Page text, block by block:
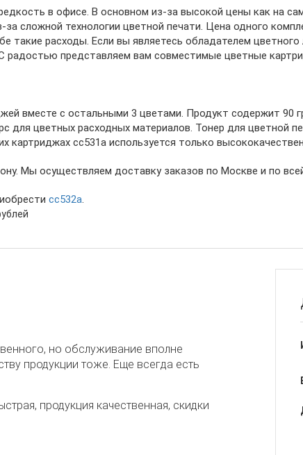
в офисе. В основном из-за высокой цены как на
сложной технологии цветной печати. Цена одного
расходы. Если вы являетесь обладателем цветного
радостью представляем вам совместимые цветные
вместе с остальными 3 цветами. Продукт содержит 90
для цветных расходных материалов. Тонер для цветной
картриджах cc531a используется только
Мы осуществляем доставку заказов по Москве и по
cc532a.
но обслуживание вполне
продукции тоже. Еще всегда есть
продукция качественная, скидки